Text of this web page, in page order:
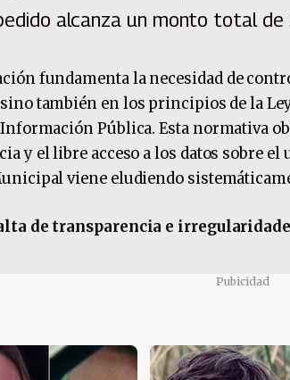
alcanza un monto total
fundamenta la necesidad de
también en los principios de la Ley
Información Pública. Esta normativa
y el libre acceso a los datos sobre el
viene eludiendo
de transparencia e
Pubicidad